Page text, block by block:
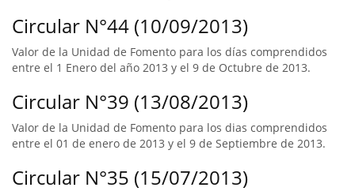
Circular N°44 (10/09/2013)
Valor de la Unidad de Fomento para los días comprendidos
entre el 1 Enero del año 2013 y el 9 de Octubre de 2013.
Circular N°39 (13/08/2013)
Valor de la Unidad de Fomento para los dias comprendidos
entre el 01 de enero de 2013 y el 9 de Septiembre de 2013.
Circular N°35 (15/07/2013)